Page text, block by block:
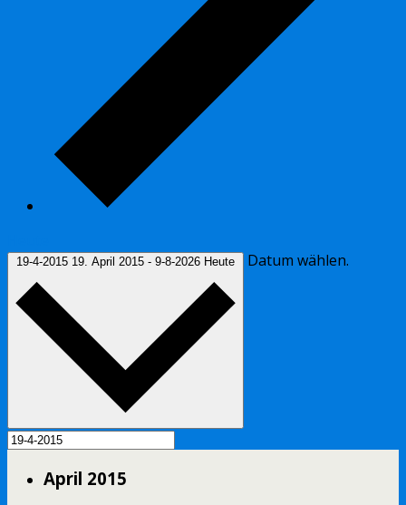
19-4-2015 19. April 2015 - 9-8-2026 Heute Datum wählen.
April 2015